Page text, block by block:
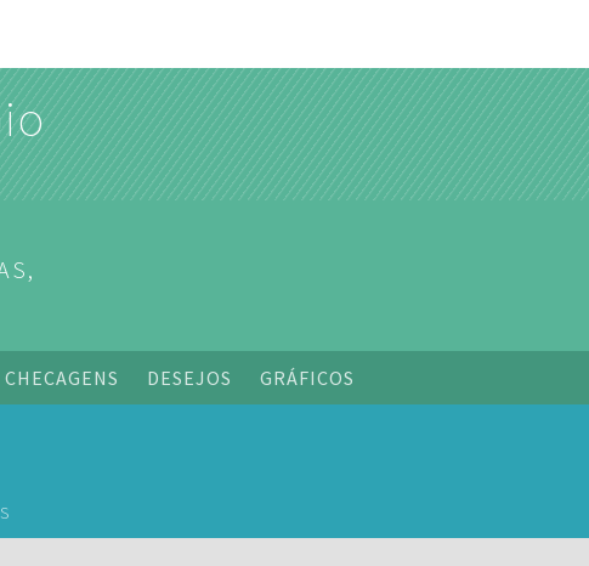
CHECAGENS DESEJOS GRÁFICOS